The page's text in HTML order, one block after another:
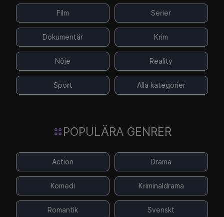
Film Serier
Dokumentär Krim
Nöje Reality
Sport Alla kategorier
POPULÄRA GENRER
Action Drama
Komedi Kriminaldrama
Romantik Svenskt